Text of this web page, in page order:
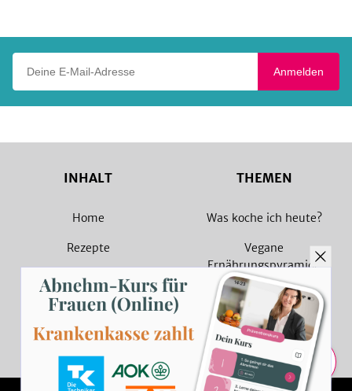
Teilen
Anmelden
INHALT
Home
Rezepte
Magazin
Sammlungen
Rezept Suche
THEMEN
Was koche ich heute?
Vegane
Ernährungspyramide
Vegane Rezepte
Vegetarische Rezepte